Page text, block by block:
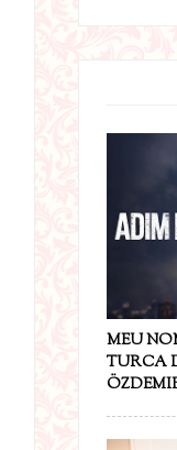
MEU
TURCA